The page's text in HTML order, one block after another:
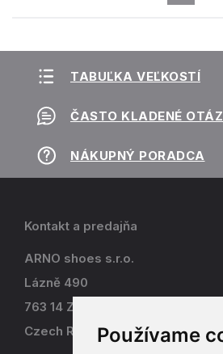
Používame
TABUĽKA VEĽKOSTÍ
ČASTO KLADENÉ
NÁKUPNÝ PORADCA
Kontakt a predajňa
ARNO shoes s.r.o.
Lázně 490
763 14 Zlín - Kostelec
Czech Republic